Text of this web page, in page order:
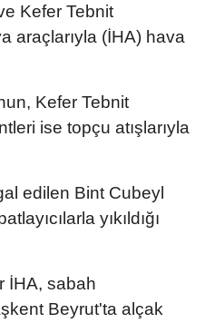
Kefer Tebnit
araçlarıyla (İHA) hava
Kefer Tebnit
ise topçu atışlarıyla
edilen Bint Cubeyl
yıkıldığı
İHA, sabah
Beyrut'ta alçak